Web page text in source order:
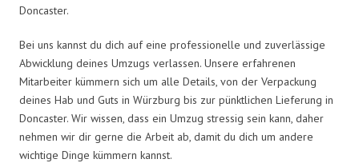
Doncaster.
Bei uns kannst du dich auf eine professionelle und zuverlässige
Abwicklung deines Umzugs verlassen. Unsere erfahrenen
Mitarbeiter kümmern sich um alle Details, von der Verpackung
deines Hab und Guts in Würzburg bis zur pünktlichen Lieferung in
Doncaster. Wir wissen, dass ein Umzug stressig sein kann, daher
nehmen wir dir gerne die Arbeit ab, damit du dich um andere
wichtige Dinge kümmern kannst.